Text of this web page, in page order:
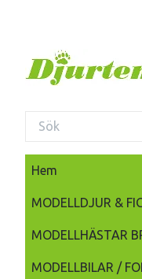
Hem
MODELLDJUR &
MODELLHÄSTAR
MODELLBILAR /